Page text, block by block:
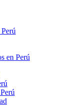
en Perú